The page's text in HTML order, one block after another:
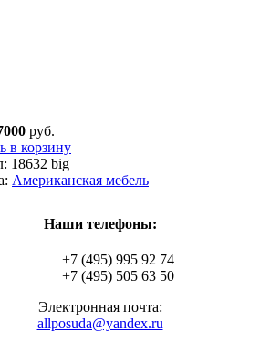
руб.
в корзину
18632 big
Американская мебель
Наши телефоны:
+7 (495) 995 92 74
+7 (495) 505 63 50
Электронная почта:
allposuda@yandex.ru